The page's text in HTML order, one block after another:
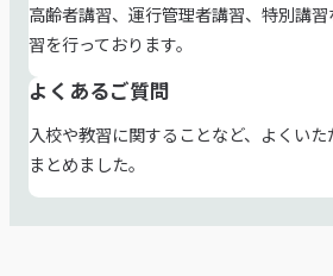
高齢者講習、運行管理者講習、特別講
習を行っております。
よくあるご質問
入校や教習に関することなど、よくいた
まとめました。